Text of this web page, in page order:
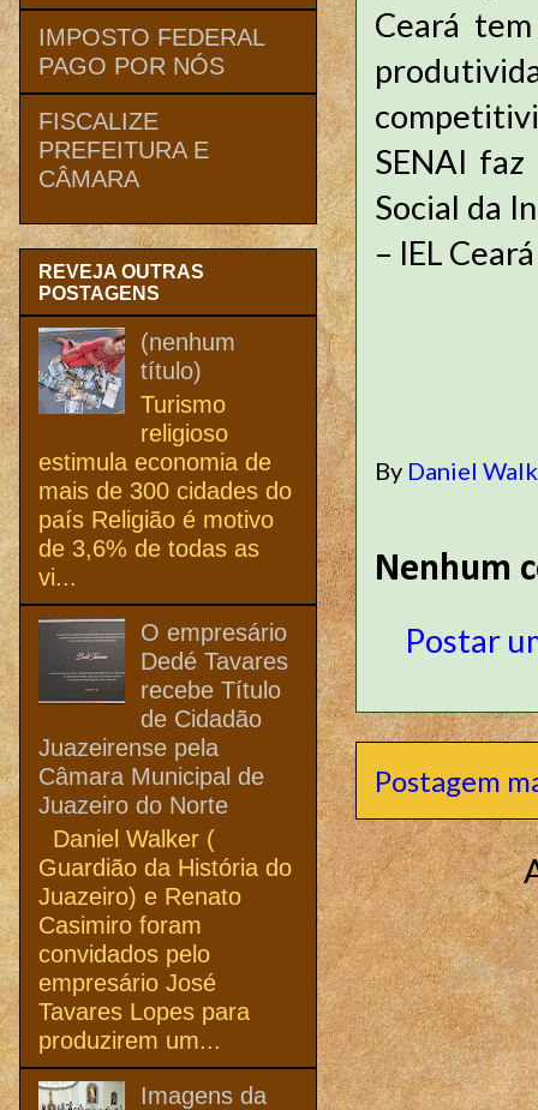
Ceará
SENAI
Social da
– IEL
By Daniel
Nenhum
Postar
Postagem
IMPOSTO FEDERAL
PAGO POR NÓS
FISCALIZE
PREFEITURA E
CÂMARA
REVEJA OUTRAS
POSTAGENS
(nenhum
título)
Turismo
religioso
estimula economia de
mais de 300 cidades do
país Religião é motivo
de 3,6% de todas as
vi...
O empresário
Dedé Tavares
recebe Título
de Cidadão
Juazeirense pela
Câmara Municipal de
Juazeiro do Norte
Daniel Walker (
Guardião da História do
Juazeiro) e Renato
Casimiro foram
convidados pelo
empresário José
Tavares Lopes para
produzirem um...
Imagens da